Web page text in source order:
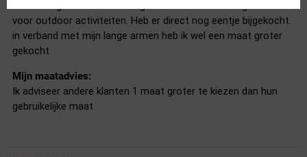
voor outdoor activiteiten. Heb er direct nog eentje bijgekocht.
in verband met mijn lange armen heb ik wel een maat groter
gekocht
Mijn maatadvies:
Ik adviseer andere klanten 1 maat groter te kiezen dan hun
gebruikelijke maat